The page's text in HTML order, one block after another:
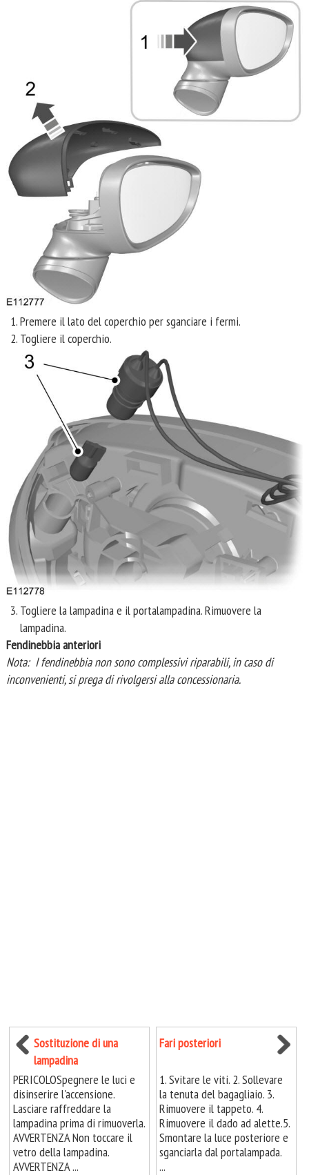
Premere il lato del coperchio per sganciare i fermi.
Togliere il coperchio.
Togliere la lampadina e il portalampadina. Rimuovere la
lampadina.
Fendinebbia anteriori
Nota: I fendinebbia non sono complessivi riparabili, in caso di
inconvenienti, si prega di rivolgersi alla concessionaria.
Sostituzione di una
lampadina
PERICOLOSpegnere le luci e
disinserire l'accensione.
Lasciare raffreddare la
lampadina prima di rimuoverla.
AVVERTENZA Non toccare il
vetro della lampadina.
AVVERTENZA ...
Fari posteriori
1. Svitare le viti. 2. Sollevare
la tenuta del bagagliaio. 3.
Rimuovere il tappeto. 4.
Rimuovere il dado ad alette.5.
Smontare la luce posteriore e
sganciarla dal portalampada.
...